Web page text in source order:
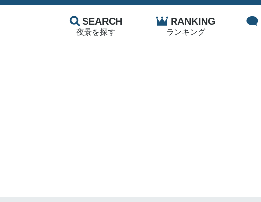
SEARCH
夜景を探す
RANKING
ランキング